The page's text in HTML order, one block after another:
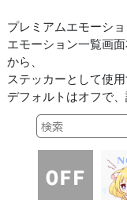
プレミアムエモーシ
エモーション一覧画
から、
ステッカーとして使
デフォルトはオフで